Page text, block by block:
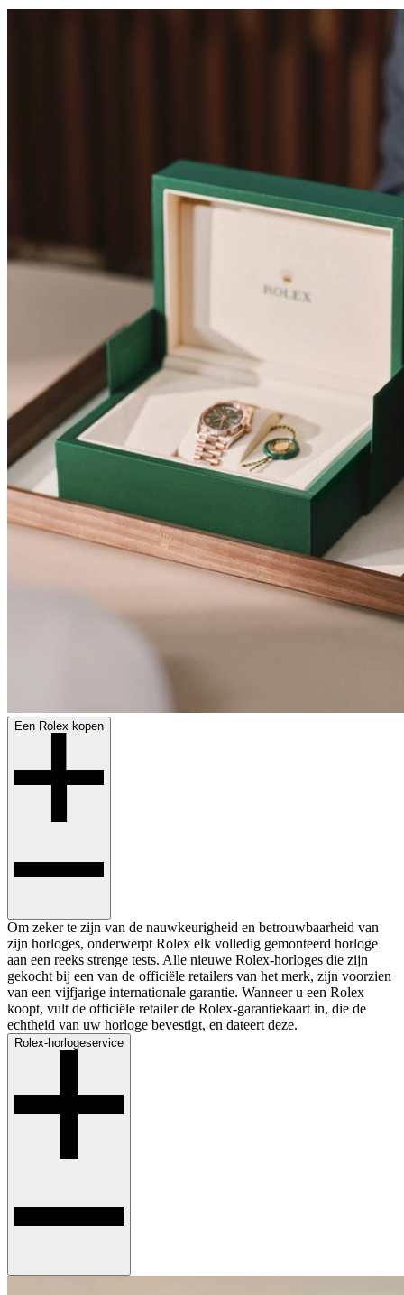
Een Rolex kopen
Om zeker te zijn van de nauwkeurigheid en betrouwbaarheid van
zijn horloges, onderwerpt Rolex elk volledig gemonteerd horloge
aan een reeks strenge tests. Alle nieuwe Rolex-horloges die zijn
gekocht bij een van de officiële retailers van het merk, zijn voorzien
van een vijfjarige internationale garantie. Wanneer u een Rolex
koopt, vult de officiële retailer de Rolex-garantiekaart in, die de
echtheid van uw horloge bevestigt, en dateert deze.
Rolex-horlogeservice